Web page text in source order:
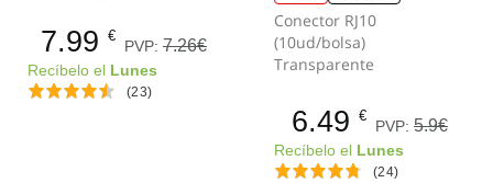
7.99 €
PVP: 7.26€
Recíbelo el Lunes
(23)
Conector RJ10
(10ud/bolsa)
Transparente
6.49 €
PVP: 5.9€
Recíbelo el Lunes
(24)